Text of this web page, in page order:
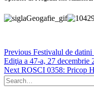
Navigare
în
articole
Previous Previous
post:
Festivalul de
Ediţia a 47-a, 27 decembrie
Next Next
post:
ROSCI 0358: Pricop
Search
for: